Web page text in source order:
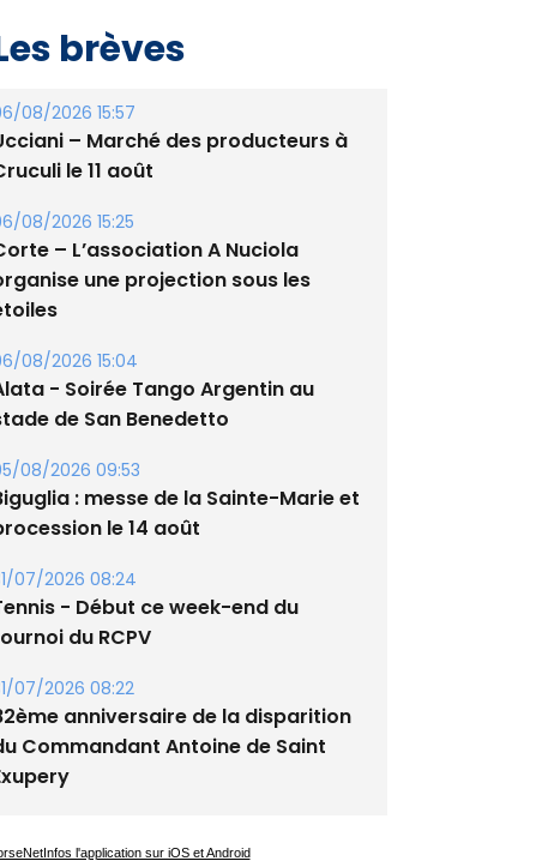
brèves
08/2026 15:57
– Marché des producteurs à
le 11 août
08/2026 15:25
– L’association A Nuciola
une projection sous les
08/2026 15:04
- Soirée Tango Argentin au
de San Benedetto
08/2026 09:53
: messe de la Sainte-Marie et
le 14 août
07/2026 08:24
- Début ce week-end du
du RCPV
07/2026 08:22
anniversaire de la disparition
Commandant Antoine de Saint